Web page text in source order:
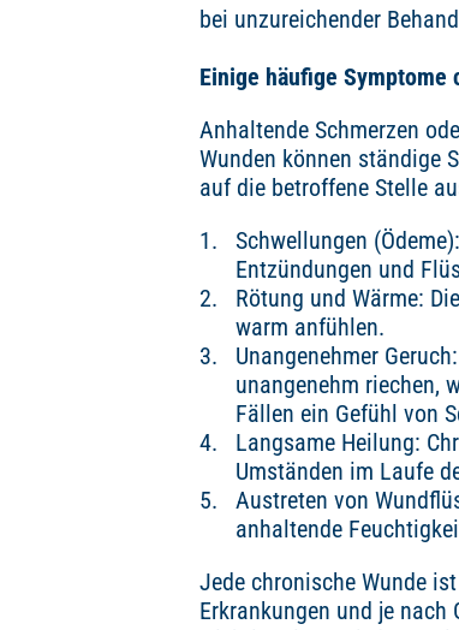
bei unzureichender
Einige häufige Symptome
Anhaltende Schmerzen
Wunden können ständige
auf die betroffene Stelle
Schwellungen
Entzündungen und
Rötung und Wärme:
warm anfühlen.
Unangenehmer
unangenehm riechen,
Fällen ein Gefühl von
Langsame Heilung:
Umständen im Laufe
Austreten von
anhaltende
Jede chronische Wunde
Erkrankungen und je